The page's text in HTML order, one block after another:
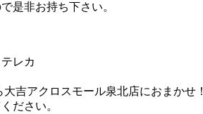
是非お持ち下さい。
レカ
吉アクロスモール泉北店におまかせ！
ださい。